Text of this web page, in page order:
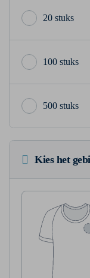
20 stuks
100 stuks
500 stuks
Kies het